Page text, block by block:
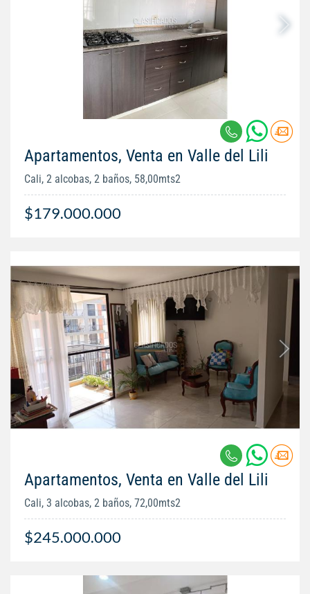
Apartamentos, Venta en Valle del Lili
Cali, 2 alcobas, 2 baños, 58,00mts2
$179.000.000
Apartamentos, Venta en Valle del Lili
Cali, 3 alcobas, 2 baños, 72,00mts2
$245.000.000